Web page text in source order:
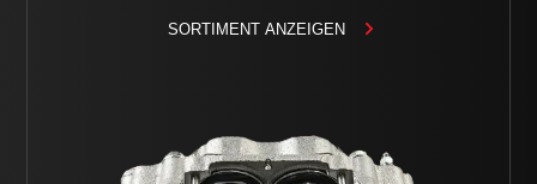
SORTIMENT ANZEIGEN